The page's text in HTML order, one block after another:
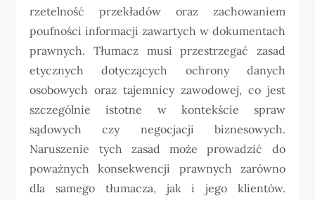
rzetelność przekładów oraz zachowaniem
poufności informacji zawartych w dokumentach
prawnych. Tłumacz musi przestrzegać zasad
etycznych dotyczących ochrony danych
osobowych oraz tajemnicy zawodowej, co jest
szczególnie istotne w kontekście spraw
sądowych czy negocjacji biznesowych.
Naruszenie tych zasad może prowadzić do
poważnych konsekwencji prawnych zarówno
dla samego tłumacza, jak i jego klientów.